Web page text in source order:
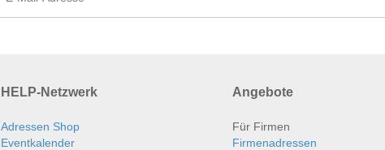
HELP-Netzwerk
Adressen Shop
Eventkalender
Angebote
Für Firmen
Firmenadressen